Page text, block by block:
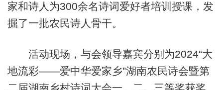
家和诗人为300余名诗词爱好者培训授课，发
掘了一批农民诗人骨干。
活动现场，与会领导嘉宾分别为2024“大
地流彩——爱中华爱家乡”湖南农民诗会暨第
二届湖南乡村诗词大会一、二、三等奖获奖